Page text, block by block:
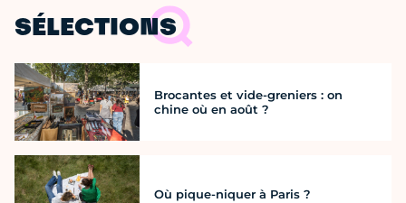
SÉLECTIONS
Brocantes et vide-greniers : on
chine où en août ?
Où pique-niquer à Paris ?